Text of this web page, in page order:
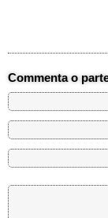
Commenta o